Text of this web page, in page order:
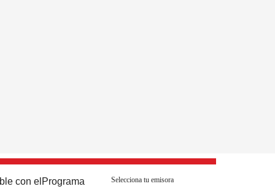
con el Programa Selecciona tu emisora